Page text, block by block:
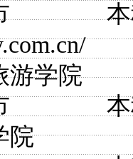
平
游学院
春
院